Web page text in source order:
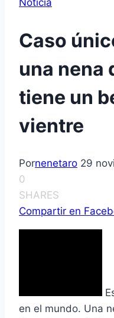
Noticia
Caso
una nena
tiene un
vientre
Pornenetaro 29
0
SHARES
Compartir en
en el mundo. Una